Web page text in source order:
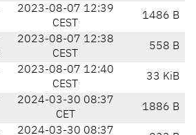
2023-08-07 12:39
CEST
1486 B
2023-08-07 12:38
CEST
558 B
2023-08-07 12:40
CEST
33 KiB
2024-03-30 08:37
CET
1886 B
2024-03-30 08:37